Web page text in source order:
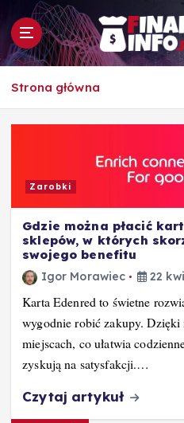
p
To i owo o
Strona główna
Zarobki
Gdzie można płacić
sklepów, w których
swojego benefitu
Igor Morawiec 22
Karta Edenred to świetne
wygodnie robić zakupy.
miejscach, co ułatwia
zyskują na satysfakcji.…
Czytaj artykuł